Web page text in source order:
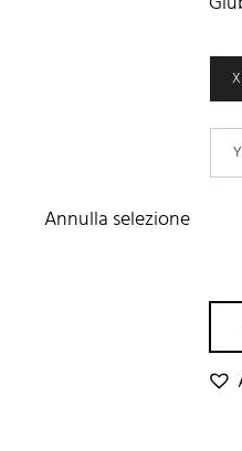
Annulla selezione